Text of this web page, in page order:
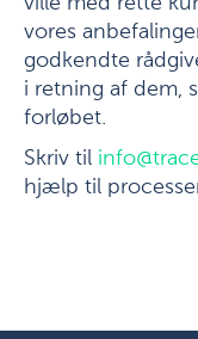
vores
godkendte
i retning af dem,
forløbet.
Skriv til
hjælp til